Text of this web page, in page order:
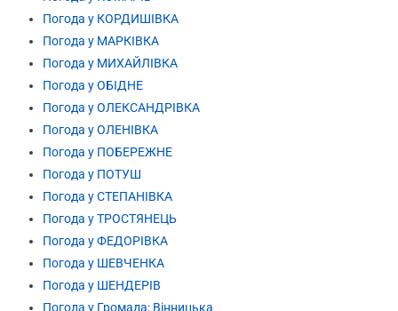
Погода у КОРДИШІВКА
Погода у МАРКІВКА
Погода у МИХАЙЛІВКА
Погода у ОБІДНЕ
Погода у ОЛЕКСАНДРІВКА
Погода у ОЛЕНІВКА
Погода у ПОБЕРЕЖНЕ
Погода у ПОТУШ
Погода у СТЕПАНІВКА
Погода у ТРОСТЯНЕЦЬ
Погода у ФЕДОРІВКА
Погода у ШЕВЧЕНКА
Погода у ШЕНДЕРІВ
Погода у Громада: Вінницька